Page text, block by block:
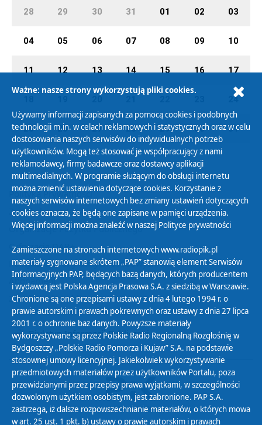
28 29 30 31 01 02 03
04 05 06 07 08 09 10
11 12 13 14 15 16 17
24
25 26 27 28 29 30 31
Polityka Prywatności
Zasady korzystania z Serwisu
Organizacje Pożytku Publicznego
Cyfryzacja DAB+
Polityka ochrony danych osobowych
Abonament
Zamówienia publiczne
Biuletyn Informacji Publicznej
Ważne: nasze strony wykorzystują pliki cookies.
Używamy informacji zapisanych za pomocą cookies i podobnych
technologii m.in. w celach reklamowych i statystycznych oraz w celu
dostosowania naszych serwisów do indywidualnych potrzeb
użytkowników. Mogą też stosować je współpracujący z nami
reklamodawcy, firmy badawcze oraz dostawcy aplikacji
multimedialnych. W programie służącym do obsługi internetu
można zmienić ustawienia dotyczące cookies. Korzystanie z
naszych serwisów internetowych bez zmiany ustawień dotyczących
cookies oznacza, że będą one zapisane w pamięci urządzenia.
Więcej informacji można znaleźć w naszej Polityce prywatności
Zamieszczone na stronach internetowych www.radiopik.pl
materiały sygnowane skrótem „PAP” stanowią element Serwisów
Informacyjnych PAP, będących bazą danych, których producentem
i wydawcą jest Polska Agencja Prasowa S.A. z siedzibą w Warszawie.
Chronione są one przepisami ustawy z dnia 4 lutego 1994 r. o
prawie autorskim i prawach pokrewnych oraz ustawy z dnia 27 lipca
2001 r. o ochronie baz danych. Powyższe materiały
wykorzystywane są przez Polskie Radio Regionalną Rozgłośnię w
Bydgoszczy „Polskie Radio Pomorza i Kujaw” S.A. na podstawie
stosownej umowy licencyjnej. Jakiekolwiek wykorzystywanie
przedmiotowych materiałów przez użytkowników Portalu, poza
przewidzianymi przez przepisy prawa wyjątkami, w szczególności
dozwolonym użytkiem osobistym, jest zabronione. PAP S.A.
zastrzega, iż dalsze rozpowszechnianie materiałów, o których mowa
w art. 25 ust. 1 pkt. b) ustawy o prawie autorskim i prawach